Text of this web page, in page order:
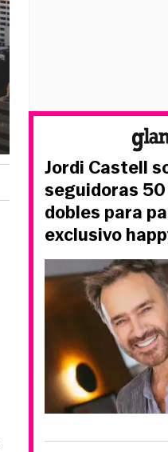
Jordi Castell
seguidoras
dobles para
exclusivo